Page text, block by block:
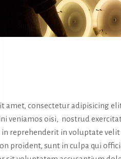
amet, consectetur adipisicing
veniamos oisi, nostrud
reprehenderit in voluptate
proident, sunt in culpa qui